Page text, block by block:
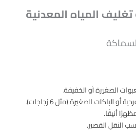
تغليف المياه المعدنية
الصغيرة أو الخفيفة.
الباكات الصغيرة (مثل 6 زجاجات).
أنيقًا.
النقل القصير.